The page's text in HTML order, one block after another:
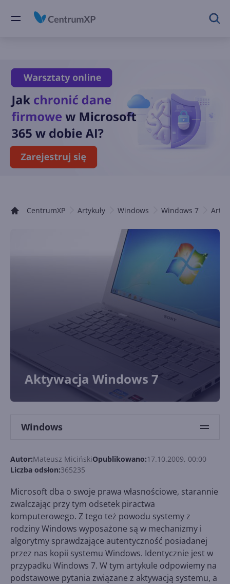
CentrumXP Artykuły Windows Windows 7
Aktywacja Windows 7
Windows
Autor:Mateusz MicińskiOpublikowano:17.10.2009, 00:00
Liczba odsłon:365235
Microsoft dba o swoje prawa własnościowe, starannie
zwalczając przy tym odsetek piractwa
komputerowego. Z tego też powodu systemy z
rodziny Windows wyposażone są w mechanizmy i
algorytmy sprawdzające autentyczność posiadanej
przez nas kopii systemu Windows. Identycznie jest w
przypadku Windows 7. W tym artykule odpowiemy na
podstawowe pytania związane z aktywacją systemu, a